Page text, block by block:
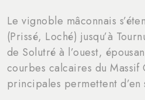
Le vignoble mâconnais
(Prissé, Loché) jusqu’à
de Solutré à l’ouest,
courbes calcaires du
principales permettent d’en